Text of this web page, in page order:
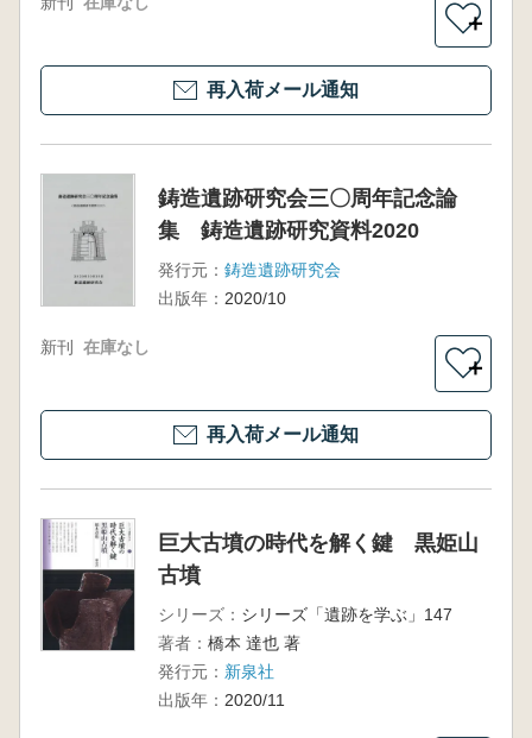
＋
再入荷メール通知
鋳造遺跡研究会三〇周年記念論
集 鋳造遺跡研究資料2020
発行元： 鋳造遺跡研究会
出版年： 2020/10
新刊 在庫なし
＋
再入荷メール通知
巨大古墳の時代を解く鍵 黒姫山
古墳
シリーズ： シリーズ「遺跡を学ぶ」147
著者： 橋本 達也 著
発行元： 新泉社
出版年： 2020/11